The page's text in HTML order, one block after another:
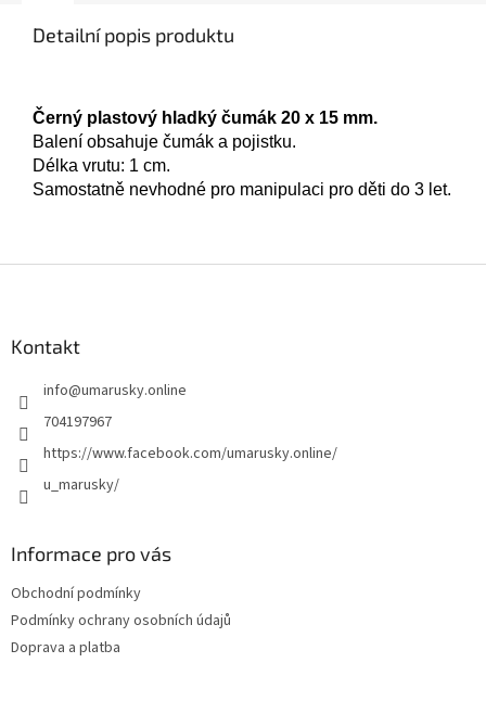
Detailní popis produktu
Černý plastový hladký čumák 20 x 15 mm.
Balení obsahuje čumák a pojistku.
Délka vrutu: 1 cm.
Samostatně nevhodné pro manipulaci pro děti do 3 let.
Kontakt
info@umarusky.online
704197967
https://www.facebook.com/umarusky.online/
u_marusky/
Informace pro vás
Obchodní podmínky
Podmínky ochrany osobních údajů
Doprava a platba